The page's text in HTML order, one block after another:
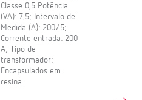
Classe 0,5 Potência
(VA): 7,5; Intervalo de
Medida (A): 200/5;
Corrente entrada: 200
A; Tipo de
transformador:
Encapsulados em
resina